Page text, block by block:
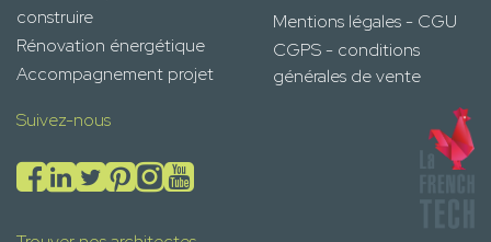
construire
Rénovation énergétique
Accompagnement projet
Mentions légales - CGU
CGPS - conditions
générales de vente
Suivez-nous